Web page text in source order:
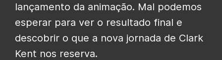
lançamento da animação. Mal podemos
esperar para ver o resultado final e
descobrir o que a nova jornada de Clark
Kent nos reserva.